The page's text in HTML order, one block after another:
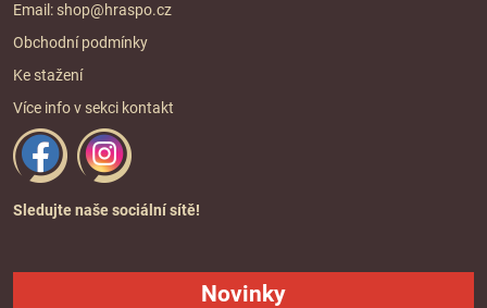
Email: shop@hraspo.cz
Obchodní podmínky
Ke stažení
Více info v sekci kontakt
Sledujte naše sociální sítě!
Novinky